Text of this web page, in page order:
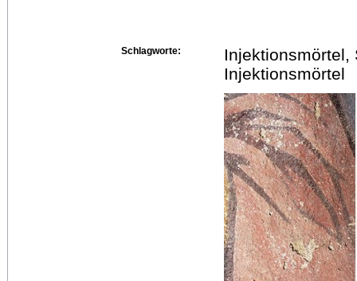
Schlagworte:
Injektionsmörtel,
Injektionsmörtel